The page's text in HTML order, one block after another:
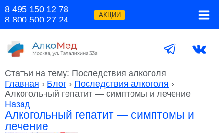
Перейти
содержимому
8 495 150 12 78
8 800 500 27 24
АКЦИИ
Статьи на тему: Последствия алкоголя
Главная › Блог › Последствия алкоголя ›
Алкогольный гепатит — симптомы и лечение
Назад
Алкогольный гепатит — симптомы и
лечение